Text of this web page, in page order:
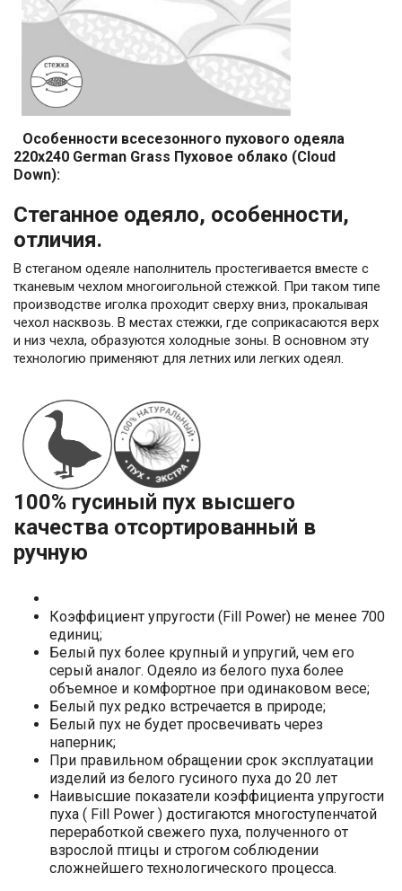
Особенности всесезонного пухового одеяла
220x240 German Grass Пуховое облако (Cloud
Down):
Стеганное одеяло, особенности,
отличия.
В стеганом одеяле наполнитель простегивается вместе с
тканевым чехлом многоигольной стежкой. При таком типе
производстве иголка проходит сверху вниз, прокалывая
чехол насквозь. В местах стежки, где соприкасаются верх
и низ чехла, образуются холодные зоны. В основном эту
технологию применяют для летних или легких одеял.
100% гусиный пух высшего
качества отсортированный в
ручную
Коэффициент упругости (Fill Power) не менее 700
единиц;
Белый пух более крупный и упругий, чем его
серый аналог. Одеяло из белого пуха более
объемное и комфортное при одинаковом весе;
Белый пух редко встречается в природе;
Белый пух не будет просвечивать через
наперник;
При правильном обращении срок эксплуатации
изделий из белого гусиного пуха до 20 лет
Наивысшие показатели коэффициента упругости
пуха ( Fill Power ) достигаются многоступенчатой
переработкой свежего пуха, полученного от
взрослой птицы и строгом соблюдении
сложнейшего технологического процесса.